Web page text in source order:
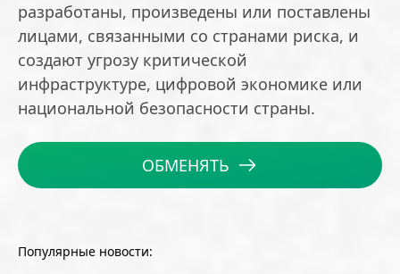
разработаны, произведены или поставлены
лицами, связанными со странами риска, и
создают угрозу критической
инфраструктуре, цифровой экономике или
национальной безопасности страны.
ОБМЕНЯТЬ
Популярные новости: